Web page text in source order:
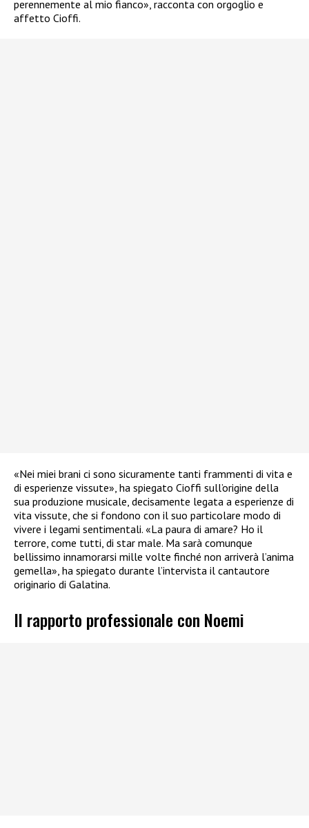
perennemente al mio fianco», racconta con orgoglio e
affetto Cioffi.
«Nei miei brani ci sono sicuramente tanti frammenti di vita e
di esperienze vissute», ha spiegato Cioffi sull’origine della
sua produzione musicale, decisamente legata a esperienze di
vita vissute, che si fondono con il suo particolare modo di
vivere i legami sentimentali. «La paura di amare? Ho il
terrore, come tutti, di star male. Ma sarà comunque
bellissimo innamorarsi mille volte finché non arriverà l’anima
gemella», ha spiegato durante l’intervista il cantautore
originario di Galatina.
Il rapporto professionale con Noemi